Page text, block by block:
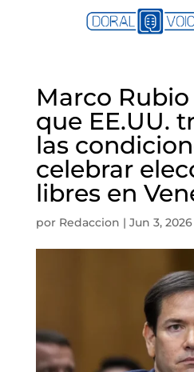
Marco
que EE.UU.
las
celebrar
libres en
por Redaccion | Jun 3, 2026